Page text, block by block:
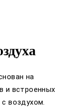
на
и встроенных
воздухом.